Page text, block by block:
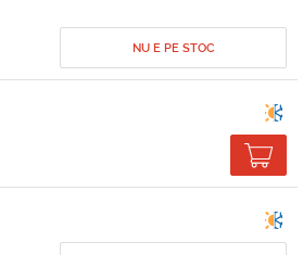
NU E PE STOC